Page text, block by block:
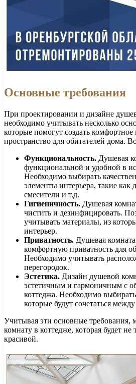
Основные требования
При проектировании и дизайне
необходимо учитывать несколько
которые помогут создать комфортное
пространство для обитателей дома.
Функциональность. Душевая
функциональной и удобной в
Необходимо выбирать
элементы интерьера, такие
смесители и т.д.
Гигиеничность. Душевая
чистить и дезинфицировать.
учитывать материалы, из
интерьер.
Приватность. Душевая
комфортную приватность для
Необходимо учитывать
перегородок.
Эстетика. Дизайн душевой
эстетичным и гармоничным с
коттеджа. Необходимо
которые будут сочетаться
Учитывая эти основные требования,
комнату в коттедже, которая будет
красивой.